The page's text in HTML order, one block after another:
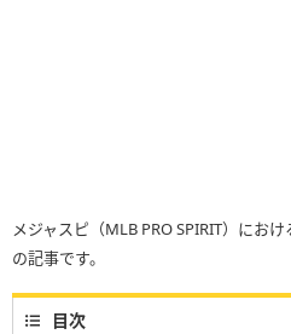
メジャスピ（MLB PRO SPIRIT）にお
の記事です。
目次